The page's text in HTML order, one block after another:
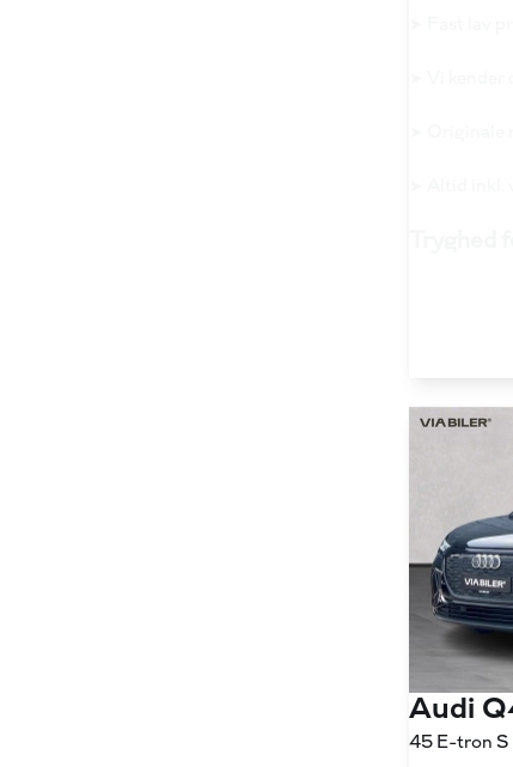
Audi